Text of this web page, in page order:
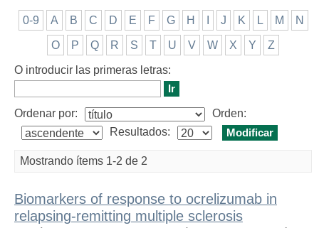
0-9 A B C D E F G H J K L M N
O P Q R S T U V W X Y Z
O introducir las primeras letras:
Ordenar por:
Orden:
Resultados:
Mostrando ítems 1-2 de 2
Biomarkers of response to ocrelizumab in
relapsing-remitting multiple sclerosis